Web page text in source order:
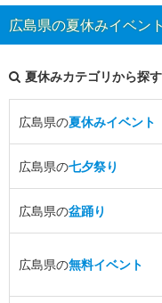
広島県の夏休みイベン
夏休みカテゴリから探す
広島県の夏休みイベント
広島県の七夕祭り
広島県の盆踊り
広島県の無料イベント